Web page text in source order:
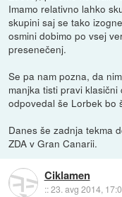
Imamo relativno lahko
skupini saj se tako
osmini dobimo po vsej
presenečenj.
Se pa nam pozna, da
manjka tisti pravi
odpovedal še Lorbek bo
Danes še zadnja tekma
ZDA v Gran Canarii.
Ciklamen
::23. avg 2014,